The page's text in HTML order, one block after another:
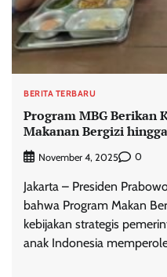
BERITA TERBARU
Program MBG Berikan
Makanan Bergizi
November 4, 2025 0
Jakarta – Presiden
bahwa Program Makan
kebijakan strategis
anak Indonesia